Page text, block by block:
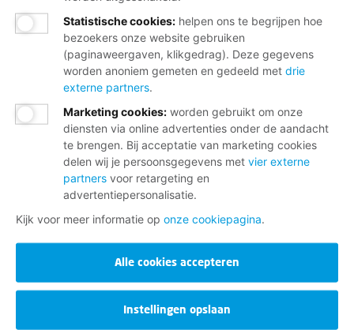
Statistische cookies: helpen ons te begrijpen hoe
bezoekers onze website gebruiken
(paginaweergaven, klikgedrag). Deze gegevens
worden anoniem gemeten en gedeeld met drie
externe partners.
Marketing cookies: worden gebruikt om onze
diensten via online advertenties onder de aandacht
te brengen. Bij acceptatie van marketing cookies
delen wij je persoonsgegevens met vier externe
partners voor retargeting en
advertentiepersonalisatie.
Kijk voor meer informatie op onze cookiepagina.
Alle cookies accepteren
Instellingen opslaan